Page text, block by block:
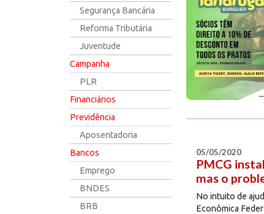
Segurança Bancária
Reforma Tributária
Juventude
Campanha
PLR
Financiários
Previdência
Aposentadoria
Bancos
Emprego
BNDES
BRB
05/05/2020
PMCG
mas o
No intuito de
Econômica